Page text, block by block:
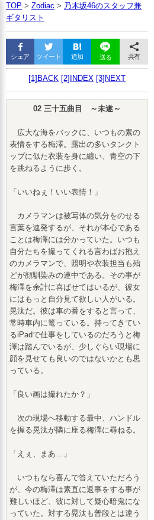
TOP > Zodiac > 乃木坂46のスタッフ兼
ギタリスト
シェア ツイート 追加 送る 共有
[1]BACK [2]INDEX [3]NEXT
02 三十五曲目 ～未遂～
広大な海をバックに、いつもの素の
表情をする梅澤。露出の多いタンクト
ップに似た衣装を身に纏い、青空の下
を跳ねるように歩く。
「いいねぇ！いい表情！」
カメラマンは被写体の気分をのせる
言葉を連発するが、それが本心である
ことは梅澤には分かっていた。いつも
自分たちを撮ってくれる言わばお抱え
のカメラマンで、照明や衣装担当も殆
どが顔馴染みの連中である。その事が
梅澤を余計に喜ばせてはいるが、彼女
にはもっと自分見て欲しい人がいる。
晃汰だ。彼は車の番をすると言って、
常時車内に篭っている。持ってきてい
るiPadで仕事をしているのだろうと梅
澤は踏んでいるが、少しぐらい現場に
顔を見せても良いのではないかとも思
っている。
「良い画は撮れたか？」
次の現場へ移動する最中、ハンドル
を握る晃汰が隣に座る梅澤に尋ねる。
「えぇ、まあ…」
いつもなら喜んで答えていただろう
が、今の梅澤は素直に返事をする事が
難しいほど、彼に対して疑心暗鬼にな
っていた。対する晃汰も普段とは違う